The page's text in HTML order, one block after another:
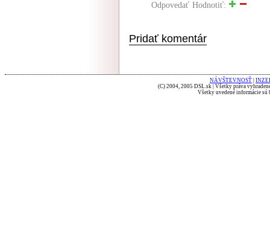
Odpovedať Hodnotiť:
Pridať komentár
NÁVŠTEVNOSŤ
(C) 2004, 2005 DSL.sk | Všetky práva
Všetky uvedené informácie sú